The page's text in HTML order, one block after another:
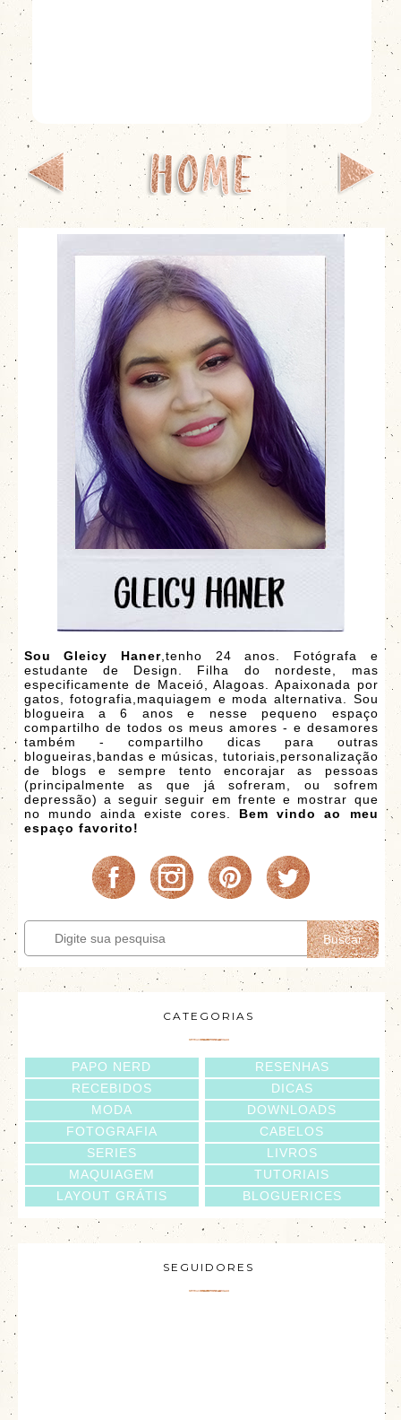
Sou Gleicy Haner,tenho 24 anos. Fotógrafa e
estudante de Design. Filha do nordeste, mas
especificamente de Maceió, Alagoas. Apaixonada por
gatos, fotografia,maquiagem e moda alternativa. Sou
blogueira a 6 anos e nesse pequeno espaço
compartilho de todos os meus amores - e desamores
também - compartilho dicas para outras
blogueiras,bandas e músicas, tutoriais,personalização
de blogs e sempre tento encorajar as pessoas
(principalmente as que já sofreram, ou sofrem
depressão) a seguir seguir em frente e mostrar que
no mundo ainda existe cores. Bem vindo ao meu
espaço favorito!
Buscar
CATEGORIAS
RESENHAS
DICAS
DOWNLOADS
CABELOS
LIVROS
TUTORIAIS
BLOGUERICES
PAPO NERD
RECEBIDOS
MODA
FOTOGRAFIA
SERIES
MAQUIAGEM
LAYOUT GRÁTIS
SEGUIDORES